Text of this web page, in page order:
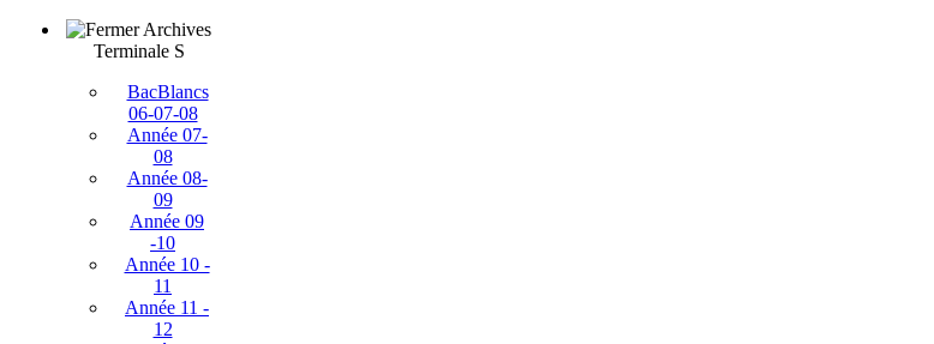
Archives
Terminale S
BacBlancs
06-07-08
Année 07-
08
Année 08-
09
Année 09
-10
Année 10 -
11
Année 11 -
12